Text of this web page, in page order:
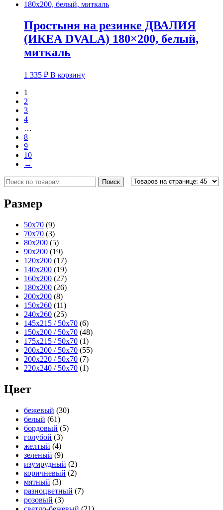
Простыня на резинке ДВАЛИЯ
(ИКЕА DVALA) 180×200, белый,
миткаль
1 335 ₽ В корзину
1
2
3
4
…
8
9
10
→
Искать:
Поиск
Размер
50x70 (9)
70x70 (3)
80x200 (5)
90x200 (19)
120x200 (17)
140x200 (19)
160x200 (27)
180x200 (26)
200x200 (8)
150x260 (11)
240x260 (25)
145x215 / 50x70 (6)
150x200 / 50x70 (48)
175x215 / 50x70 (1)
200x200 / 50x70 (55)
200x220 / 50x70 (7)
220x240 / 50x70 (1)
Цвет
бежевый (30)
белый (61)
бордовый (5)
голубой (3)
желтый (4)
зеленый (9)
изумрудный (2)
коричневый (2)
мятный (3)
разноцветный (7)
розовый (3)